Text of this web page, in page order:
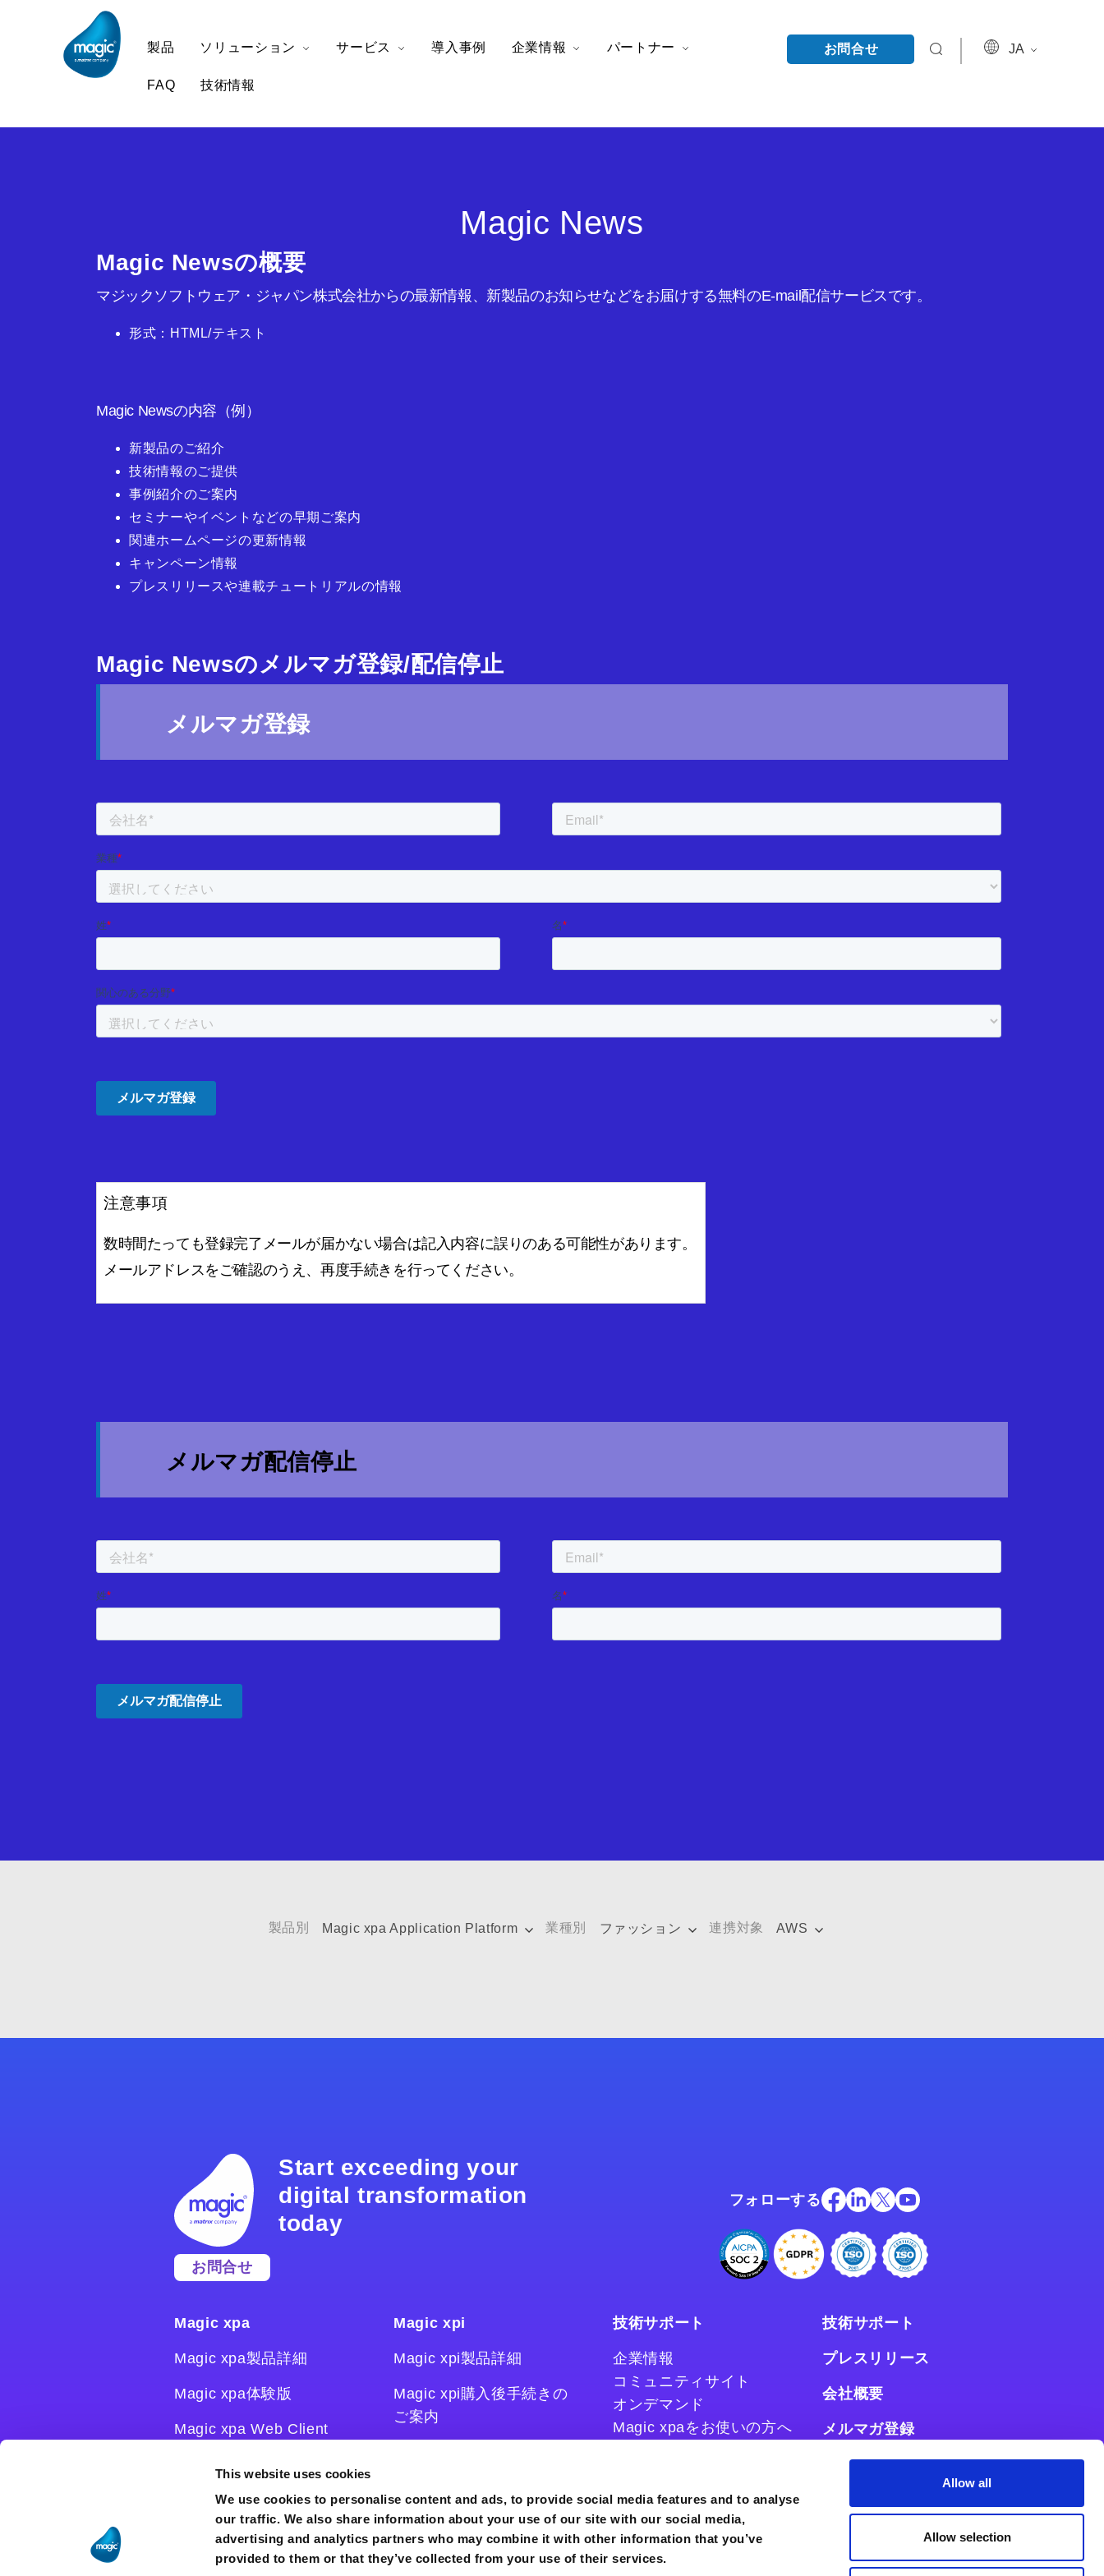
This website uses cookies
We use cookies to personalise content and ads, to provide social media features and to analyse
our traffic. We also share information about your use of our site with our social media,
advertising and analytics partners who may combine it with other information that you’ve
provided to them or that they’ve collected from your use of their services.
Allow all
Allow selection
製品 ソリューション サービス 導入事例 企業情報 パートナー
FAQ 技術情報
お問合せ JA
Magic News
Magic Newsの概要
マジックソフトウェア・ジャパン株式会社からの最新情報、新製品のお知らせなどをお届けする無料のE-mail配信サービスです。
形式：HTML/テキスト
Magic Newsの内容（例）
新製品のご紹介
技術情報のご提供
事例紹介のご案内
セミナーやイベントなどの早期ご案内
関連ホームページの更新情報
キャンペーン情報
プレスリリースや連載チュートリアルの情報
Magic Newsのメルマガ登録/配信停止
メルマガ登録
注意事項
数時間たっても登録完了メールが届かない場合は記入内容に誤りのある可能性があります。
メールアドレスをご確認のうえ、再度手続きを行ってください。
メルマガ配信停止
製品別 Magic xpa Application Platform 業種別 ファッション 連携対象 AWS
Start exceeding your
digital transformation
today
お問合せ
フォローする
Magic xpa
Magic xpa製品詳細
Magic xpa体験版
Magic xpa Web Client
ユーザー登録/ライセンス発
Magic xpi
Magic xpi製品詳細
Magic xpi購入後手続きの
ご案内
技術サポート
企業情報
コミュニティサイト
オンデマンド
Magic xpaをお使いの方へ
コラム
技術サポート
プレスリリース
会社概要
メルマガ登録